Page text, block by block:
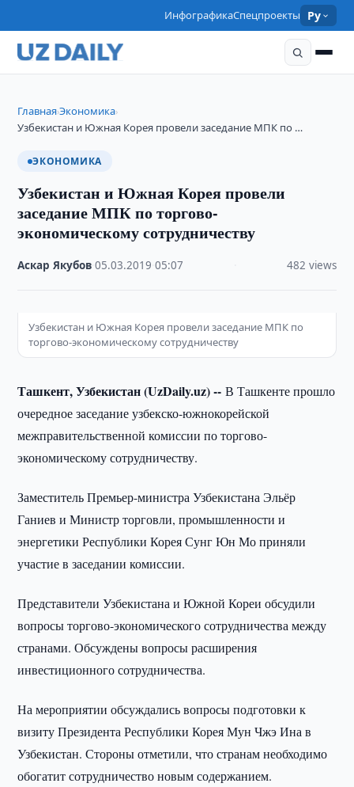
ИнфографикаСпецпроекты Ру
Главная›Экономика›
Узбекистан и Южная Корея провели заседание МПК по …
ЭКОНОМИКА
Узбекистан и Южная Корея провели
заседание МПК по торгово-
экономическому сотрудничеству
Аскар Якубов ·05.03.2019 ·05:07 482 views
Узбекистан и Южная Корея провели заседание МПК по
торгово-экономическому сотрудничеству
Ташкент, Узбекистан (UzDaily.uz) -- В Ташкенте прошло
очередное заседание узбекско-южнокорейской
межправительственной комиссии по торгово-
экономическому сотрудничеству.
Заместитель Премьер-министра Узбекистана Эльёр
Ганиев и Министр торговли, промышленности и
энергетики Республики Корея Сунг Юн Мо приняли
участие в заседании комиссии.
Представители Узбекистана и Южной Кореи обсудили
вопросы торгово-экономического сотрудничества между
странами. Обсуждены вопросы расширения
инвестиционного сотрудничества.
На мероприятии обсуждались вопросы подготовки к
визиту Президента Республики Корея Мун Чжэ Ина в
Узбекистан. Стороны отметили, что странам необходимо
обогатит сотрудничество новым содержанием.